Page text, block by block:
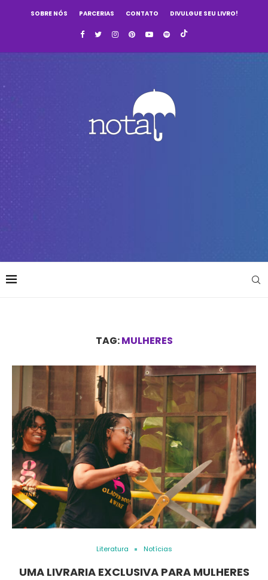
SOBRE NÓS PARCERIAS CONTATO DIVULGUE SEU LIVRO!
TAG:MULHERES
Literatura Notícias
UMA LIVRARIA EXCLUSIVA PARA MULHERES